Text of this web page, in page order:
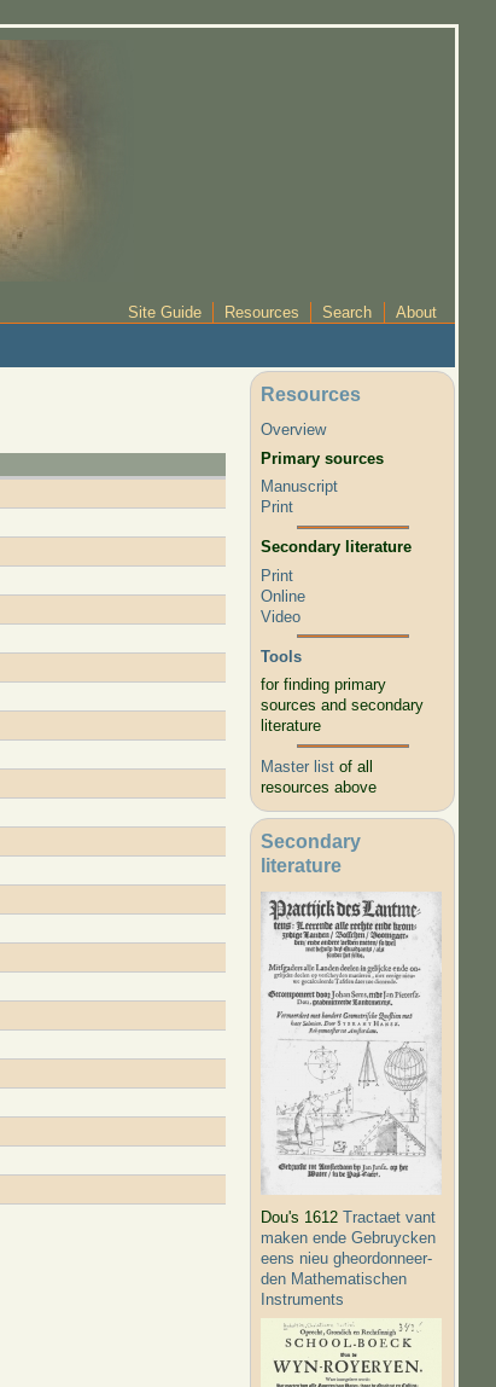
Site Guide Resources Search About
Resources
Overview
Primary sources
Manuscript
Print
Secondary literature
Print
Online
Video
Tools
for finding primary
sources and secondary
literature
Master list of all
resources above
Secondary
literature
Dou's 1612Tractaet vant
maken ende Gebruycken
eens nieu gheordonneer­
den Mathematischen
Instruments